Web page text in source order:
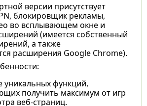
версии присутствует
блокировщик рекламы,
во всплывающем окне и
(имеется собственный
а также
расширения Google Chrome).
уникальных функций,
получить максимум от игр
веб-страниц.